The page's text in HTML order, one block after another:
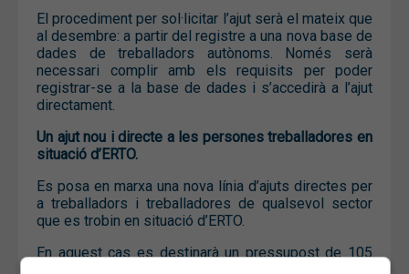
El procediment per sol·licitar l’ajut serà el mateix que
al desembre: a partir del registre a una nova base de
dades de treballadors autònoms. Només serà
necessari complir amb els requisits per poder
registrar-se a la base de dades i s’accedirà a l’ajut
directament.
Un ajut nou i directe a les persones treballadores en
situació d’ERTO.
Es posa en marxa una nova línia d’ajuts directes per
a treballadors i treballadores de qualsevol sector
que es trobin en situació d’ERTO.
En aquest cas es destinarà un pressupost de 105